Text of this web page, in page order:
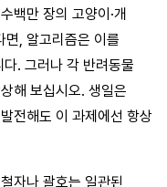
백만 장의 고양이·개
면, 알고리즘은 이를
. 그러나 각 반려동물
해 보십시오. 생일은
전해도 이 과제에선 항상
자나 괄호는 일관된